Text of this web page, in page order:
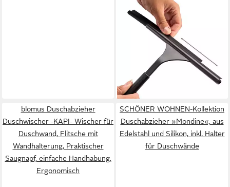
BREMERMANN
Wasserabzieher Ersatzlippe
für Duschabzieher RONDINE,
Ersatz-Silikonlippe in schwarz,
UVP18,99 €
lieferbar - in 2-3 Werktagen bei dir
blomus Duschabzieher
Duschwischer -KAPI- Wischer für
Duschwand, Flitsche mit
Wandhalterung, Praktischer
Saugnapf, einfache Handhabung,
Ergonomisch
SCHÖNER WOHNEN-Kollektion
Duschabzieher »Mondine«, aus
Edelstahl und Silikon, inkl. Halter
für Duschwände